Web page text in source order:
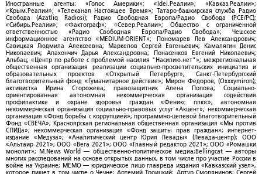
Иностранные агенты: «Голос Америки»; «Idel.Реалии»; «Кавказ.Реалии»;
«Крым.Реалии»; «Телеканал Настоящее Время»; Татаро-башкирская служба Радио
Свобода (Azatliq Radiosi); Радио Свободная Европа/Радио Свобода (PCE/PC);
«Сибирь.Реалии»; «Фактограф»; «Север.Реалии»; Общество с ограниченной
ответственностью «Радио Свободная Европа/Радио Свобода»; Чешское
информационное агентство «MEDIUM-ORIENT»; Пономарев Лев Александрович;
Савицкая Людмила Алексеевна; Маркелов Сергей Евгеньевич; Камалягин Денис
Николаевич; Апахончич Дарья Александровна; Понасенков Евгений Николаевич;
Альбац; «Центр по работе с проблемой насилия "Насилию.нет"»; межрегиональная
общественная организация реализации социально-просветительских инициатив и
образовательных проектов «Открытый Петербург»; Санкт-Петербургский
благотворительный фонд «Гуманитарное действие»; Мирон Федоров; (Oxxxymiron);
активистка Ирина Сторожева; правозащитник Алена Попова; Социально-
ориентированная автономная некоммерческая организация содействия
профилактике и охране здоровья граждан «Феникс плюс»; автономная
некоммерческая организация социально-правовых услуг «Акцент»; некоммерческая
организация «Фонд борьбы с коррупцией»; программно-целевой Благотворительный
Фонд «СВЕЧА»; Красноярская региональная общественная организация «Мы против
СПИДа»; некоммерческая организация «Фонд защиты прав граждан»; интернет-
издание «Медуза»; «Аналитический центр Юрия Левады» (Левада-центр); ООО
«Альтаир 2021»; ООО «Вега 2021»; ООО «Главный редактор 2021»; ООО «Ромашки
монолит»; M.News World — общественно-политическое медиа;Bellingcat — авторы
многих расследований на основе открытых данных, в том числе про участие России в
войне на Украине; МЕМО — юридическое лицо главреда издания «Кавказский узел»,